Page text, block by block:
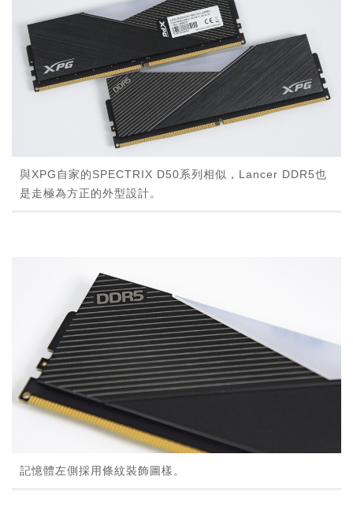
與XPG自家的SPECTRIX D50系列相似，Lancer DDR5也
是走極為方正的外型設計。
記憶體左側採用條紋裝飾圖樣。